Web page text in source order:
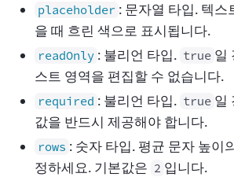
placeholder : 문자열 타입. 텍스
을 때 흐린 색으로 표시됩니다.
readOnly : 불리언 타입. true 일
스트 영역을 편집할 수 없습니다.
required : 불리언 타입. true 일
값을 반드시 제공해야 합니다.
rows : 숫자 타입. 평균 문자 높이
정하세요. 기본값은 2 입니다.